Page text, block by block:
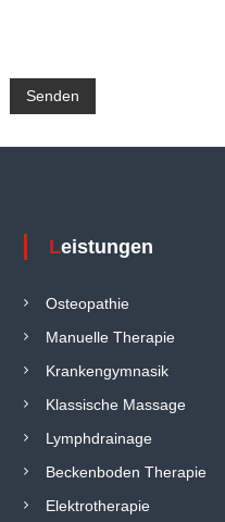
Leistungen
Osteopathie
Manuelle Therapie
Krankengymnasik
Klassische Massage
Lymphdrainage
Beckenboden Therapie
Elektrotherapie